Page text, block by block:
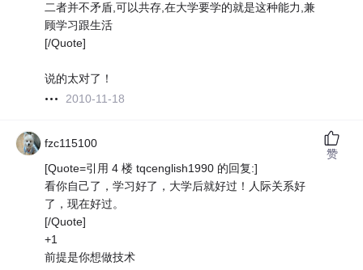
二者并不矛盾,可以共存,在大学要学的就是这种能力,兼
顾学习跟生活
[/Quote]
说的太对了！
2010-11-18
fzc115100
[Quote=引用 4 楼 tqcenglish1990 的回复:]
看你自己了，学习好了，大学后就好过！人际关系好
了，现在好过。
[/Quote]
+1
前提是你想做技术
赞